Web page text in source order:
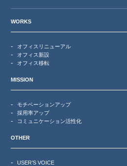
WORKS
オフィスリニューアル
オフィス新設
オフィス移転
MISSION
モチベーションアップ
採用率アップ
コミュニケーション活性化
OTHER
USER’S VOICE